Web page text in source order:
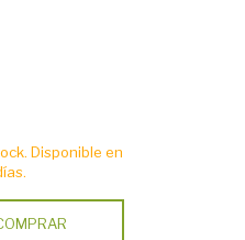
Disponible en